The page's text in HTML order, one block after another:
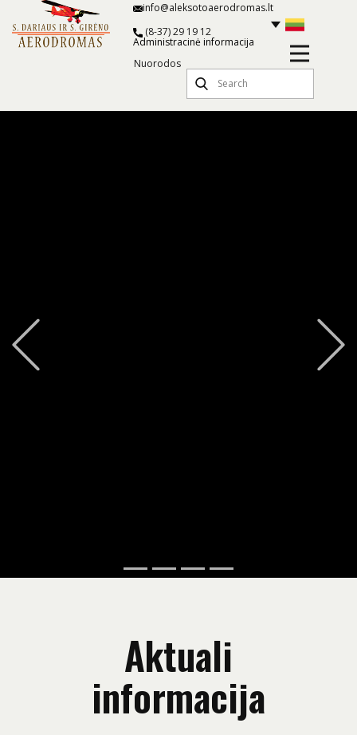
(8-37) 29 19 12
info@aleksotoaerodromas.lt
Nuorodos
Administracinė informacija
Aktuali
informacija